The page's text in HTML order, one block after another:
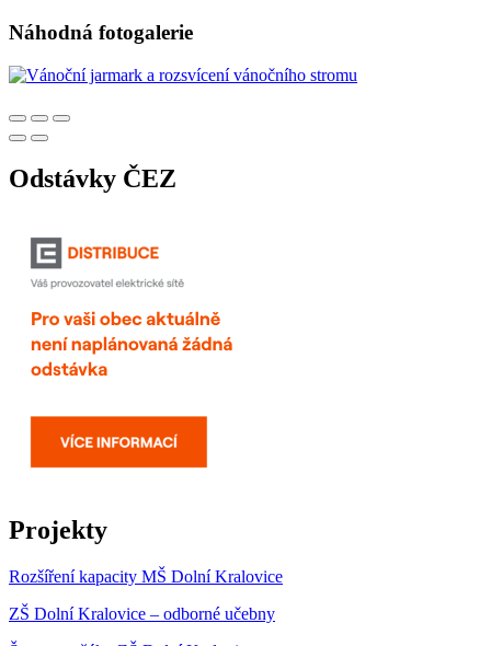
Náhodná fotogalerie
Odstávky ČEZ
Projekty
Rozšíření kapacity MŠ Dolní Kralovice
ZŠ Dolní Kralovice – odborné učebny